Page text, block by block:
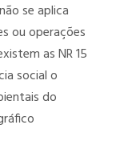
se aplica
ou operações
as NR 15
social o
do